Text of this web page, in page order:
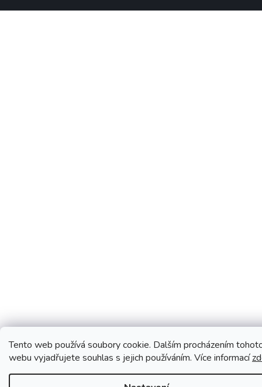
Tento web používá soubory cookie. Dalším procházením
webu vyjadřujete souhlas s jejich používáním. Více informací